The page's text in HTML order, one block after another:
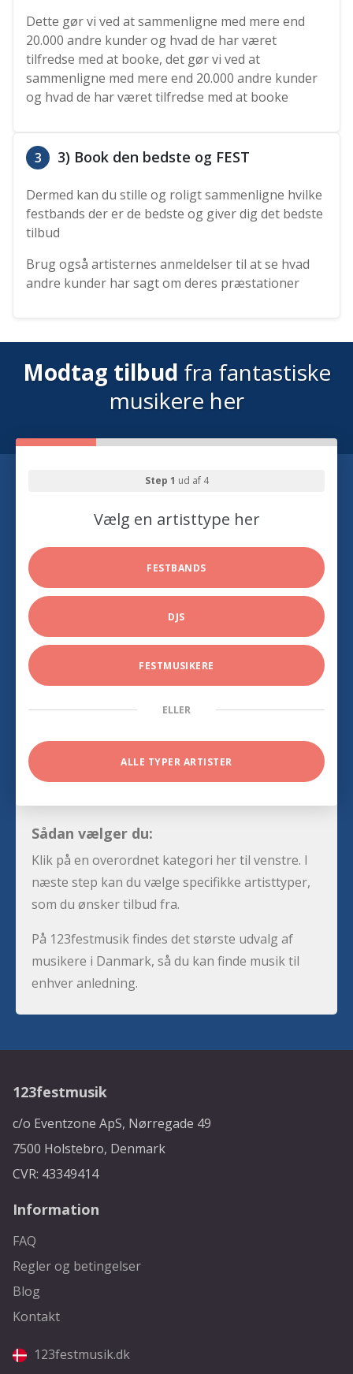
Dette gør vi ved at sammenligne med mere end
20.000 andre kunder og hvad de har været
tilfredse med at booke, det gør vi ved at
sammenligne med mere end 20.000 andre kunder
og hvad de har været tilfredse med at booke
3 3) Book den bedste og FEST
Dermed kan du stille og roligt sammenligne hvilke
festbands der er de bedste og giver dig det bedste
tilbud
Brug også artisternes anmeldelser til at se hvad
andre kunder har sagt om deres præstationer
Modtag tilbud fra fantastiske
musikere her
Step 1 ud af 4
Vælg en artisttype her
FESTBANDS
DJS
FESTMUSIKERE
ELLER
ALLE TYPER ARTISTER
Sådan vælger du:
Klik på en overordnet kategori her til venstre. I
næste step kan du vælge specifikke artisttyper,
som du ønsker tilbud fra.
På 123festmusik findes det største udvalg af
musikere i Danmark, så du kan finde musik til
enhver anledning.
123festmusik
c/o Eventzone ApS, Nørregade 49
7500 Holstebro, Denmark
CVR: 43349414
Information
FAQ
Regler og betingelser
Blog
Kontakt
123festmusik.dk